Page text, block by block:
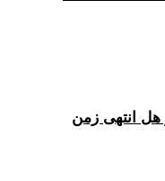
هل انتهى زمن